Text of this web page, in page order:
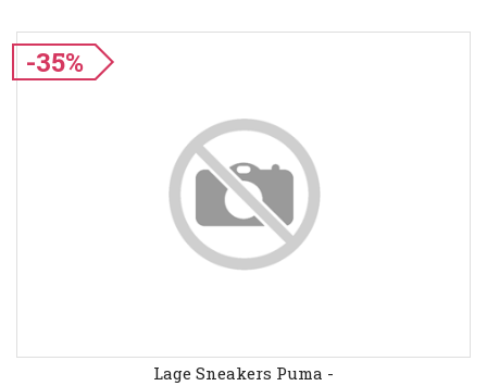
-35%
Lage Sneakers Puma -